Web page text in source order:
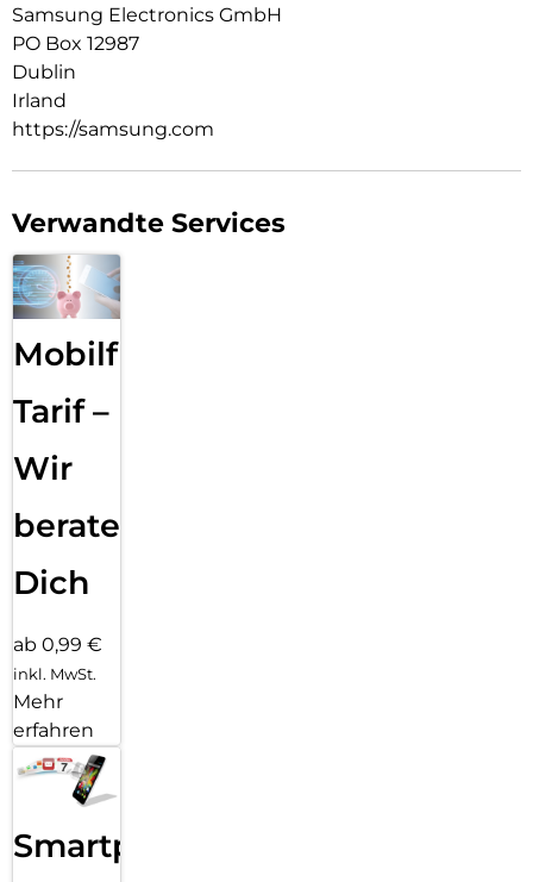
Samsung Electronics GmbH
PO Box 12987
Dublin
Irland
https://samsung.com
Verwandte Services
Mobilfunk
Tarif –
Wir
beraten
Dich
ab 0,99 €
inkl. MwSt.
Mehr
erfahren
Smartphone